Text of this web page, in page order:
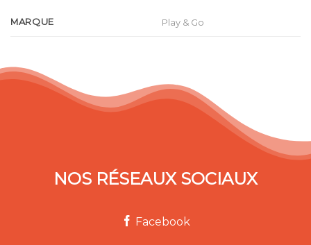
MARQUE Play & Go
NOS RÉSEAUX SOCIAUX
Facebook